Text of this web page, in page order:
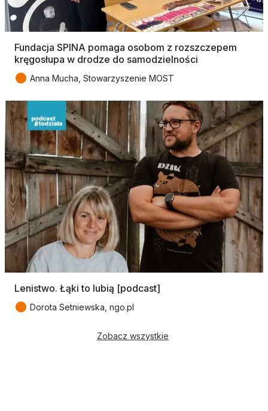
Fundacja SPINA pomaga osobom z rozszczepem
kręgosłupa w drodze do samodzielności
● Anna Mucha, Stowarzyszenie MOST
Lenistwo. Łąki to lubią [podcast]
● Dorota Setniewska, ngo.pl
Zobacz wszystkie